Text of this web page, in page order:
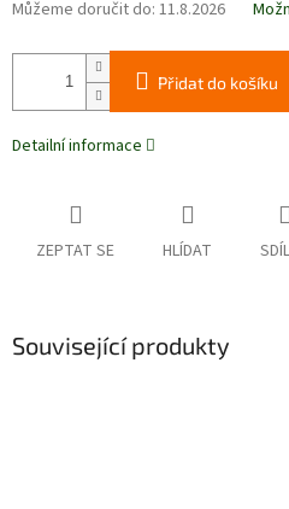
Můžeme doručit do: 11.8.2026
Přidat do košíku
Detailní informace
ZEPTAT SE HLÍDAT
Související produkty